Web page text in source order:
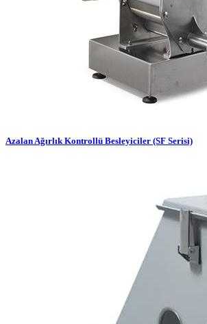
Azalan Ağırlık Kontrollü Besleyiciler (SF Serisi)